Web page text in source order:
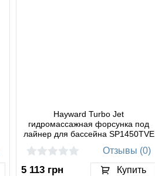
Hayward Turbo Jet
гидромассажная форсунка под
лайнер для бассейна SP1450TVE
Отзывы (0)
5 113 грн Купить